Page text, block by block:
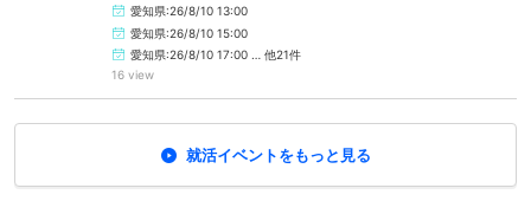
愛知県:26/8/10 13:00
愛知県:26/8/10 15:00
愛知県:26/8/10 17:00 … 他21件
16 view
就活イベントをもっと見る